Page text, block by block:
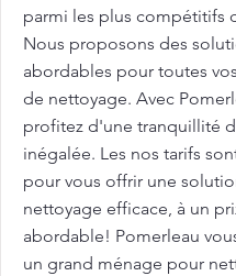
parmi les plus compétitifs
Nous proposons des
abordables pour toutes
de nettoyage. Avec
profitez d'une tranquillité
inégalée. Les nos tarifs
pour vous offrir une
nettoyage efficace, à un
abordable! Pomerleau
un grand ménage pour